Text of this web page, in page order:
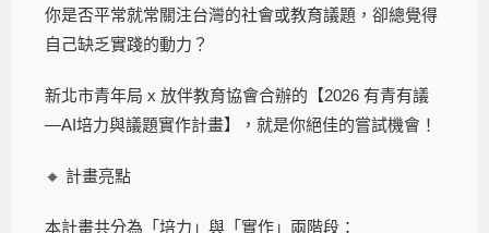
你是否平常就常關注台灣的社會或教育議題，卻總覺得
自己缺乏實踐的動力？
新北市青年局 x 放伴教育協會合辦的【2026 有青有議
—AI培力與議題實作計畫】，就是你絕佳的嘗試機會！
🔸 計畫亮點
本計畫共分為「培力」與「實作」兩階段：